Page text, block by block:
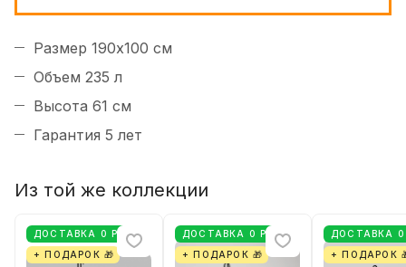
Размер 190x100 см
Объем 235 л
Высота 61 см
Гарантия 5 лет
Из той же коллекции
ДОСТАВКА 0 РУБ
+ ПОДАРОК 🎁
ДОСТАВКА 0 РУБ
+ ПОДАРОК 🎁
ДОСТАВКА 0
+ ПОДАРОК